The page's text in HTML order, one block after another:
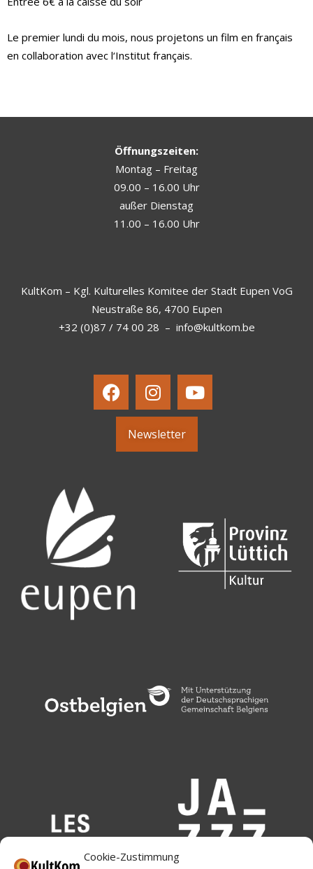
Cookie-Zustimmung
Le premier lundi du mois, nous projetons un film en français
en collaboration avec l‘Institut français.
Öffnungszeiten:
Montag – Freitag
09.00 – 16.00 Uhr
außer Dienstag
11.00 – 16.00 Uhr
KultKom – Kgl. Kulturelles Komitee der Stadt Eupen VoG
Neustraße 86, 4700 Eupen
+32 (0)87 / 74 00 28 – info@kultkom.be
Newsletter